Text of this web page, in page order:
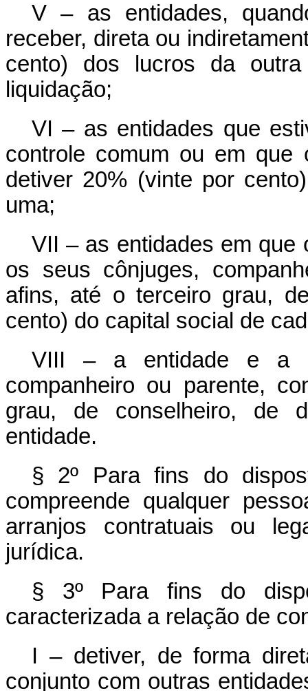
V – as entidades,
receber, direta ou
cento) dos lucros da
liquidação;
VI – as entidades que
controle comum ou em que
detiver 20% (vinte por
uma;
VII – as entidades em que
os seus cônjuges,
afins, até o terceiro grau,
cento) do capital social de
VIII – a entidade e a
companheiro ou parente,
grau, de conselheiro, de
entidade.
§ 2º Para fins do
compreende qualquer
arranjos contratuais ou
jurídica.
§ 3º Para fins do
caracterizada a relação de
I – detiver, de forma
conjunto com outras